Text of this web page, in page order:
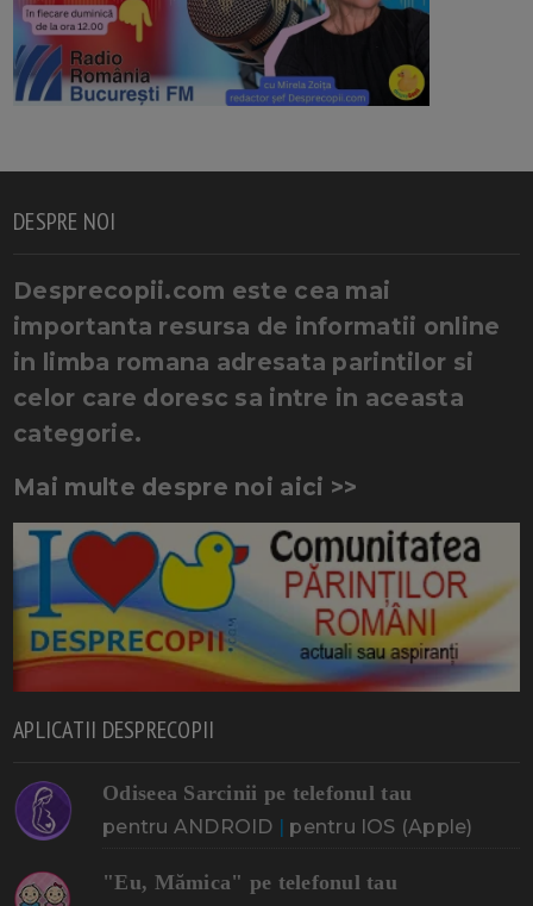
DESPRE NOI
Desprecopii.com este cea mai
importanta resursa de informatii online
in limba romana adresata parintilor si
celor care doresc sa intre in aceasta
categorie.
Mai multe despre noi aici >>
APLICATII DESPRECOPII
Odiseea Sarcinii pe telefonul tau
pentru ANDROID | pentru IOS (Apple)
"Eu, Mămica" pe telefonul tau